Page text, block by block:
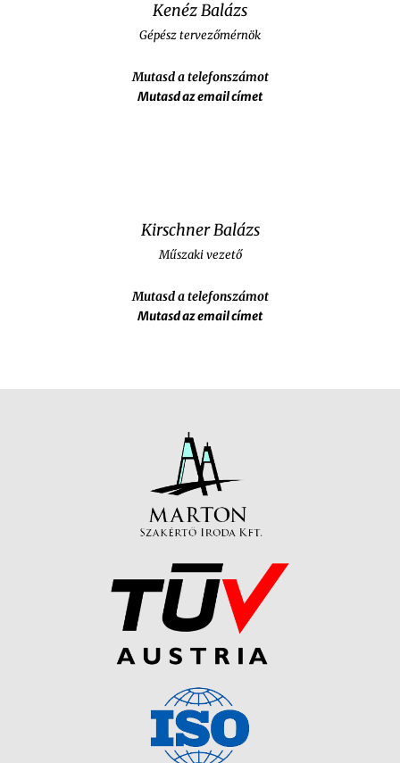
Kenéz Balázs
Gépész tervezőmérnök
Mutasd a telefonszámot
Mutasd az email címet
Kirschner Balázs
Műszaki vezető
Mutasd a telefonszámot
Mutasd az email címet